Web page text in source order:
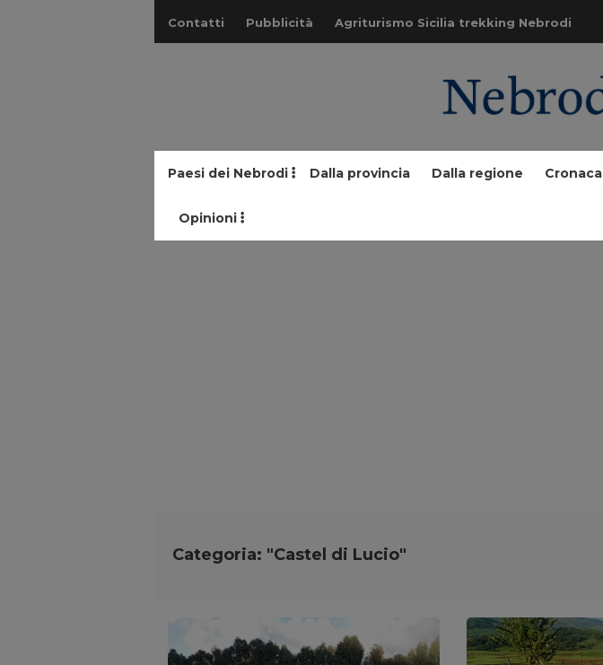
Contatti Pubblicità Agriturismo Sicilia trekking Nebrodi
Paesi dei Nebrodi Dalla provincia Dalla regione Cronaca
Opinioni
Categoria: "Castel di Lucio"